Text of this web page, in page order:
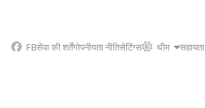
FBसेवा की शर्तेंगोपनीयता नीतिसेटिंग्स थीम सहायता